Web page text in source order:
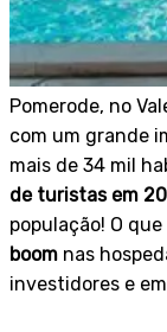
Pomerode, no
com um grande
mais de 34 mil
de turistas em
população! O
boom nas
investidores e